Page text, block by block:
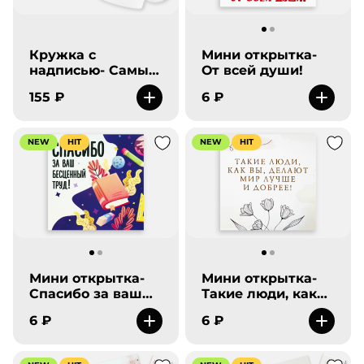
Кружка с
надписью- Самый
лучший учитель в
мире.
155 ₽
Мини открытка-
От всей души!
6 ₽
NEW HIT
Мини открытка-
Спасибо за ваш
бесценный труд!
6 ₽
NEW HIT
Мини открытка-
Такие люди, как
Вы, делают мир
лучше и добрее!
6 ₽